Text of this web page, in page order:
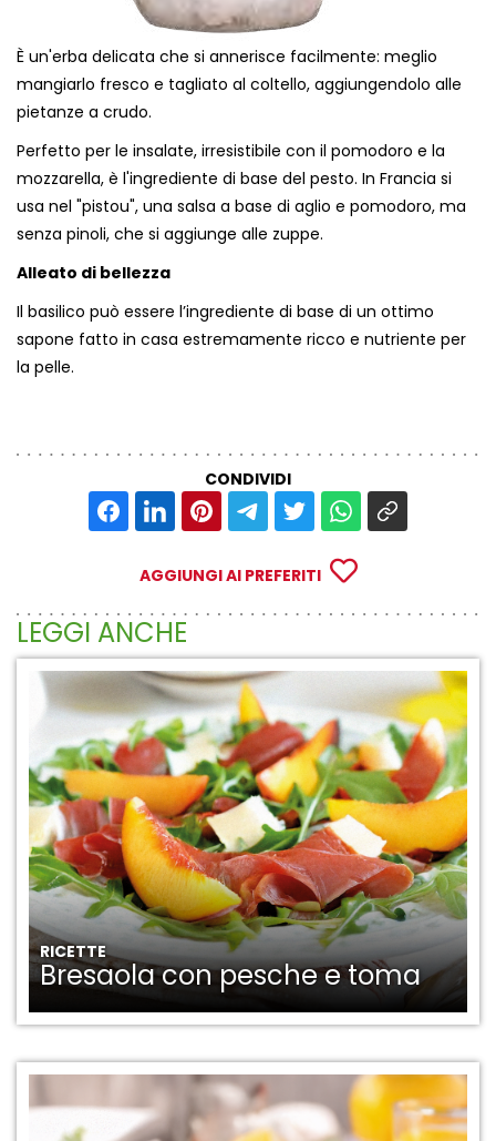
È un'erba delicata che si annerisce facilmente: meglio
mangiarlo fresco e tagliato al coltello, aggiungendolo alle
pietanze a crudo.
Perfetto per le insalate, irresistibile con il pomodoro e la
mozzarella, è l'ingrediente di base del pesto. In Francia si
usa nel "pistou", una salsa a base di aglio e pomodoro, ma
senza pinoli, che si aggiunge alle zuppe.
Alleato di bellezza
Il basilico può essere l’ingrediente di base di un ottimo
sapone fatto in casa estremamente ricco e nutriente per
la pelle.
CONDIVIDI
AGGIUNGI AI PREFERITI
LEGGI ANCHE
RICETTE
Bresaola con pesche e toma